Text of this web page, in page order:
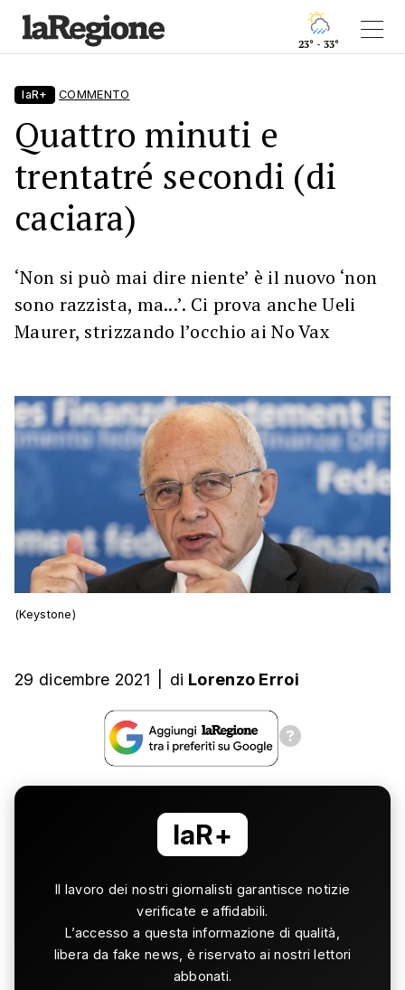
23° - 33°
laR+ COMMENTO
Quattro minuti e
trentatré secondi (di
caciara)
‘Non si può mai dire niente’ è il nuovo ‘non
sono razzista, ma...’. Ci prova anche Ueli
Maurer, strizzando l’occhio ai No Vax
(Keystone)
29 dicembre 2021 di Lorenzo Erroi
laR+
Il lavoro dei nostri giornalisti garantisce notizie
verificate e affidabili.
L’accesso a questa informazione di qualità,
libera da fake news, è riservato ai nostri lettori
abbonati.